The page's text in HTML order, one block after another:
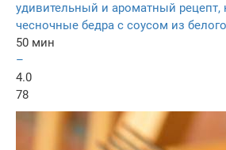
удивительный и ароматный рецепт,
чесночные бедра с соусом из
50 мин
–
4.0
78